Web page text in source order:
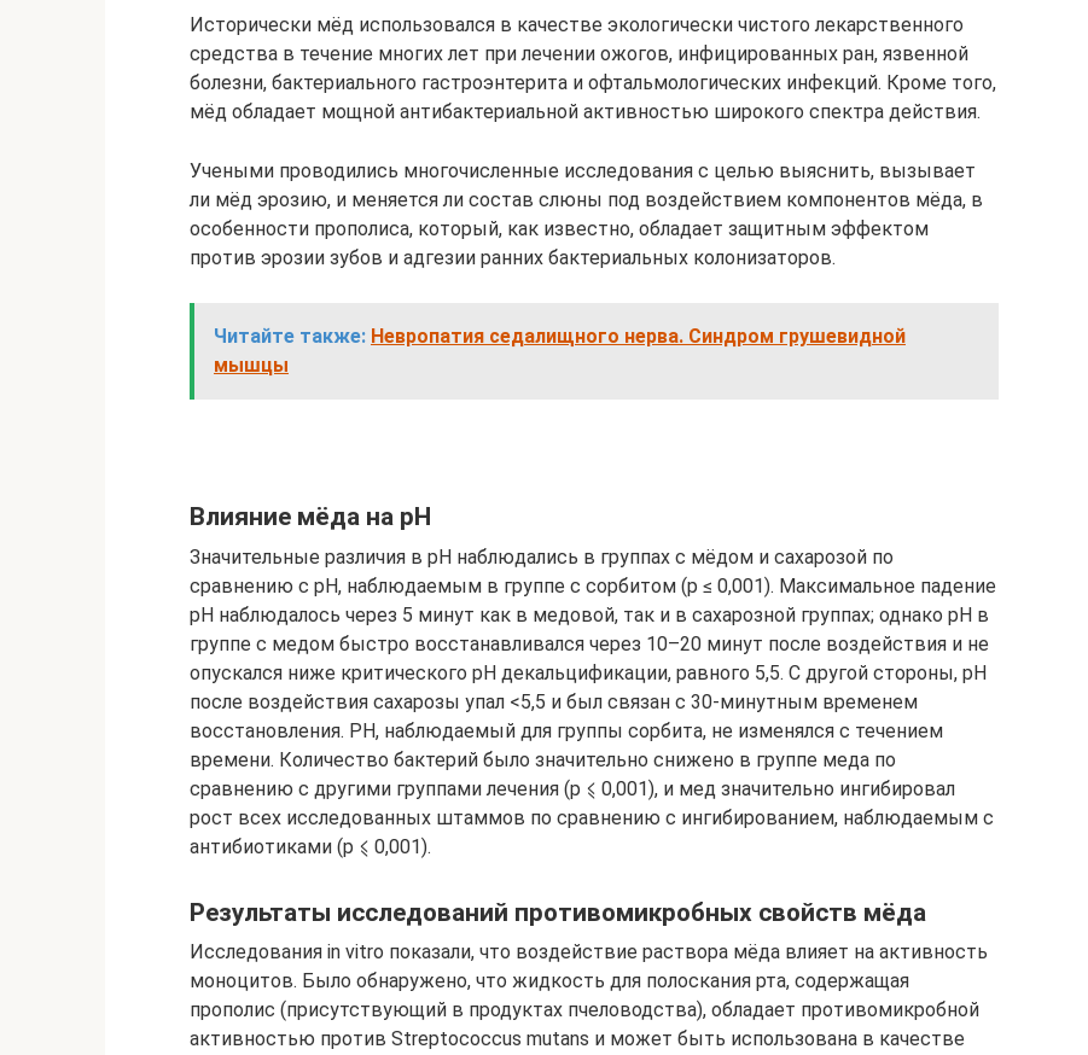
Исторически мёд использовался в качестве экологически чистого лекарственного
средства в течение многих лет при лечении ожогов, инфицированных ран, язвенной
болезни, бактериального гастроэнтерита и офтальмологических инфекций. Кроме того,
мёд обладает мощной антибактериальной активностью широкого спектра действия.
Учеными проводились многочисленные исследования с целью выяснить, вызывает
ли мёд эрозию, и меняется ли состав слюны под воздействием компонентов мёда, в
особенности прополиса, который, как известно, обладает защитным эффектом
против эрозии зубов и адгезии ранних бактериальных колонизаторов.
Читайте также: Невропатия седалищного нерва. Синдром грушевидной
мышцы
Влияние мёда на pH
Значительные различия в pH наблюдались в группах с мёдом и сахарозой по
сравнению с pH, наблюдаемым в группе с сорбитом (p ≤ 0,001). Максимальное падение
рН наблюдалось через 5 минут как в медовой, так и в сахарозной группах; однако pH в
группе с медом быстро восстанавливался через 10–20 минут после воздействия и не
опускался ниже критического pH декальцификации, равного 5,5. С другой стороны, рН
после воздействия сахарозы упал <5,5 и был связан с 30-минутным временем
восстановления. РН, наблюдаемый для группы сорбита, не изменялся с течением
времени. Количество бактерий было значительно снижено в группе меда по
сравнению с другими группами лечения (р ⩽ 0,001), и мед значительно ингибировал
рост всех исследованных штаммов по сравнению с ингибированием, наблюдаемым с
антибиотиками (р ⩽ 0,001).
Результаты исследований противомикробных свойств мёда
Исследования in vitro показали, что воздействие раствора мёда влияет на активность
моноцитов. Было обнаружено, что жидкость для полоскания рта, содержащая
прополис (присутствующий в продуктах пчеловодства), обладает противомикробной
активностью против Streptococcus mutans и может быть использована в качестве